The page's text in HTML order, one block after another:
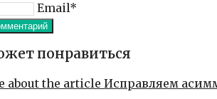
Email*
понравиться